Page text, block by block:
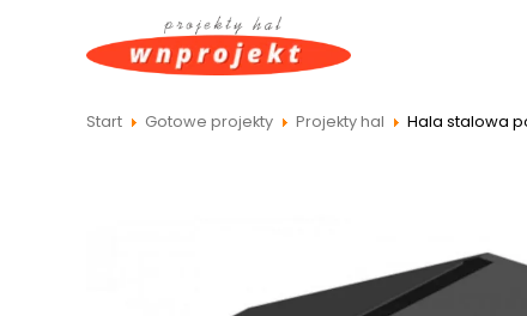
Start Gotowe projekty Projekty hal Hala stalowa